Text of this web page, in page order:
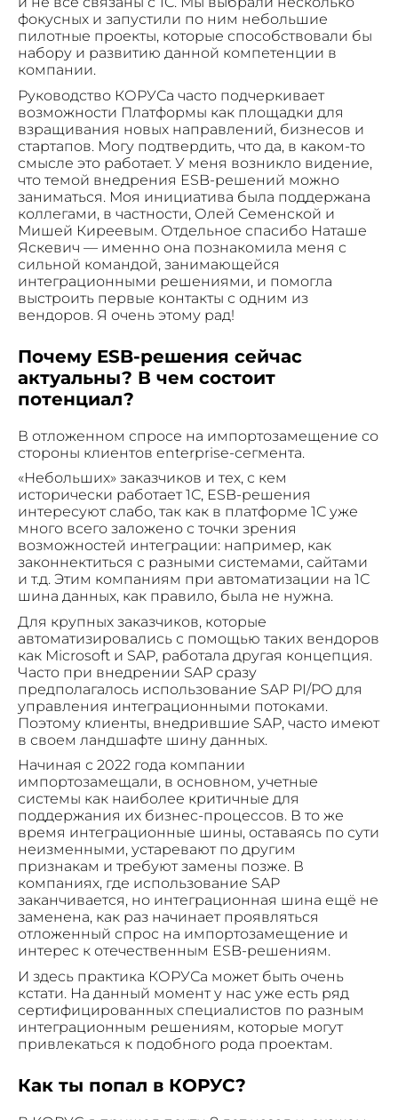
фокусных и запустили по ним небольшие
пилотные проекты, которые способствовали бы
набору и развитию данной компетенции в
компании.
Руководство КОРУСа часто подчеркивает
возможности Платформы как площадки для
взращивания новых направлений, бизнесов и
стартапов. Могу подтвердить, что да, в каком-то
смысле это работает. У меня возникло видение,
что темой внедрения ESB-решений можно
заниматься. Моя инициатива была поддержана
коллегами, в частности, Олей Семенской и
Мишей Киреевым. Отдельное спасибо Наташе
Яскевич — именно она познакомила меня с
сильной командой, занимающейся
интеграционными решениями, и помогла
выстроить первые контакты с одним из
вендоров. Я очень этому рад!
Почему ESB-решения сейчас
актуальны? В чем состоит
потенциал?
В отложенном спросе на импортозамещение со
стороны клиентов enterprise-сегмента.
«Небольших» заказчиков и тех, с кем
исторически работает 1С, ESB-решения
интересуют слабо, так как в платформе 1С уже
много всего заложено с точки зрения
возможностей интеграции: например, как
законнектиться с разными системами, сайтами
и т.д. Этим компаниям при автоматизации на 1С
шина данных, как правило, была не нужна.
Для крупных заказчиков, которые
автоматизировались с помощью таких вендоров
как Microsoft и SAP, работала другая концепция.
Часто при внедрении SAP сразу
предполагалось использование SAP PI/PO для
управления интеграционными потоками.
Поэтому клиенты, внедрившие SAP, часто имеют
в своем ландшафте шину данных.
Начиная с 2022 года компании
импортозамещали, в основном, учетные
системы как наиболее критичные для
поддержания их бизнес-процессов. В то же
время интеграционные шины, оставаясь по сути
неизменными, устаревают по другим
признакам и требуют замены позже. В
компаниях, где использование SAP
заканчивается, но интеграционная шина ещё не
заменена, как раз начинает проявляться
отложенный спрос на импортозамещение и
интерес к отечественным ESB-решениям.
И здесь практика КОРУСа может быть очень
кстати. На данный момент у нас уже есть ряд
сертифицированных специалистов по разным
интеграционным решениям, которые могут
привлекаться к подобного рода проектам.
Как ты попал в КОРУС?